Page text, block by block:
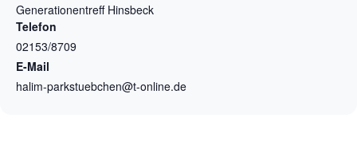
Generationentreff Hinsbeck
Telefon
02153/8709
E-Mail
halim-parkstuebchen@t-online.de